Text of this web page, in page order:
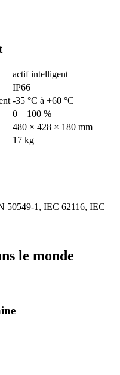
actif intelligent
IP66
-35 °C à +60 °C
0 – 100 %
480 × 428 × 180 mm
17 kg
50549-1, IEC 62116, IEC
le monde